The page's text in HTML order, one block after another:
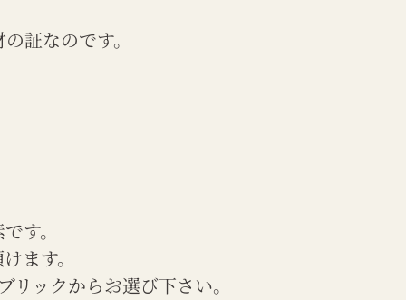
証なのです。
す。
ます。
ックからお選び下さい。